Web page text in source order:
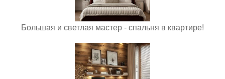
Большая и светлая мастер - спальня в квартире!